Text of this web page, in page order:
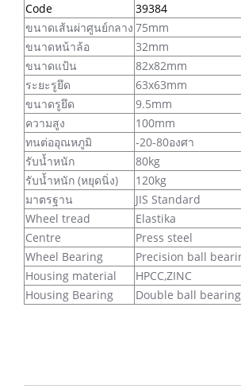
Code 39384
ขนาดเส้นผ่าศูนย์กลาง 75mm
ขนาดหน้าล้อ
32mm
ขนาดแป้น
82x82mm
ระยะรูยึด
63x63mm
ขนาดรูยึด
9.5mm
ความสูง
100mm
ทนต่ออุณหภูมิ
-20-80องศา
รับน้ำหนัก
80kg
รับน้ำหนัก (หยุดนิ่ง)
120kg
มาตรฐาน
JIS Standard
Wheel tread
Elastika
Centre
Press steel
Wheel Bearing
Precision ball
Housing material
HPCC,ZINC
Housing Bearing
Double ball bearing